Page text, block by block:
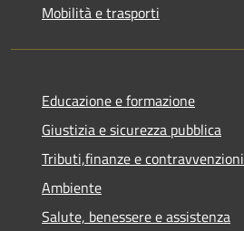
Mobilità e trasporti
Educazione e formazione
Giustizia e sicurezza pubblica
Tributi,finanze e contravvenzioni
Ambiente
Salute, benessere e assistenza